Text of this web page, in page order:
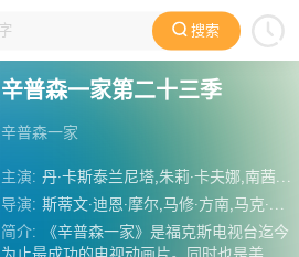
搜索
国产动漫 欧美动漫
辛普森一家第二十三季
辛普森一家
主演: 丹·卡斯泰兰尼塔,朱莉·卡夫娜,南茜·卡特莱特,雅德丽·史密斯,汉克·阿扎利亚,哈里·谢尔,潘蜜拉·海登,露西·泰勒,麦琪·罗丝威尔,特蕾丝·麦克尼尔,玛西娅·华莱士,克里斯·埃杰利,基弗·萨瑟兰,汤姆·库里其奥,凯文·迈克尔·理查德森,西奥多·罗斯福,杰基·梅森,阿龙·罗尔斯顿,简·林奇,马利欧·巴塔利,安东尼·波登,蒂姆·海德克,艾里克·维尔海姆,戈登·拉姆齐,尼尔·盖曼,安迪·加西亚,约翰·斯拉特里,马修·韦纳,凯文·狄龙,詹妮安·加罗法洛,琼·里弗斯,达纳·古尔德,泰德·纳森特,大卫·莱特曼,艾米
导演: 斯蒂文·迪恩·摩尔,马修·方南,马克·柯克兰,鲍勃·安德森,迈克尔·玻尔奇诺,罗伯·奥利弗,克里斯·克莱门茨,查克·希茨,兰斯·克雷默
简介:
《辛普森一家》是福克斯电视台迄今